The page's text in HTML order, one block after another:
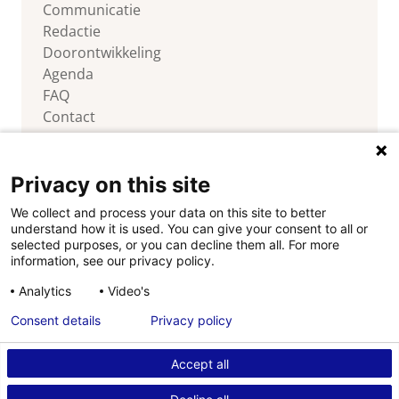
Communicatie
Redactie
Doorontwikkeling
Agenda
FAQ
Contact
Volg ons
Copyright Cookies
Privacy on this site
We collect and process your data on this site to better
understand how it is used. You can give your consent to all or
selected purposes, or you can decline them all. For more
information, see our privacy policy.
Analytics
Video's
Accept all
Consent details Privacy policy